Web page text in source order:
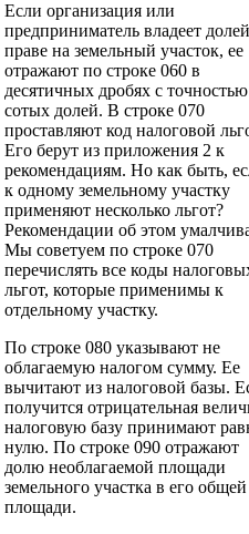
Если организация или
предприниматель владеет
праве на земельный участок, ее
отражают по строке 060 в
десятичных дробях с
сотых долей. В строке 070
проставляют код налоговой
Его берут из приложения 2 к
рекомендациям. Но как быть,
к одному земельному участку
применяют несколько льгот?
Рекомендации об этом
Мы советуем по строке 070
перечислять все коды
льгот, которые применимы к
отдельному участку.
По строке 080 указывают не
облагаемую налогом сумму. Ее
вычитают из налоговой базы.
получится отрицательная
налоговую базу принимают
нулю. По строке 090 отражают
долю необлагаемой площади
земельного участка в его общей
площади.